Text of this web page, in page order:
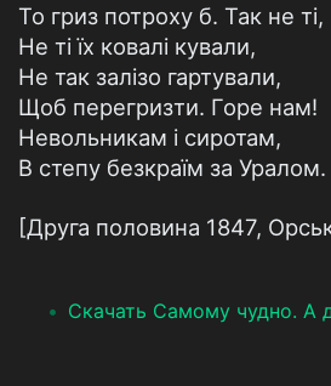
То гриз потроху б. Так не ті,
Не ті їх ковалі кували,
Не так залізо гартували,
Щоб перегризти. Горе нам!
Невольникам і сиротам,
В степу безкраїм за Уралом.
[Друга половина 1847,
Скачать Самому чудно. А